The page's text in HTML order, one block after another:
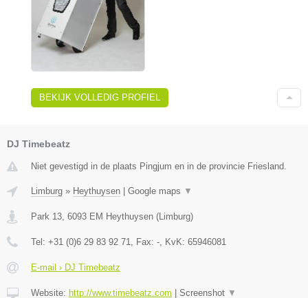
BEKIJK VOLLEDIG PROFIEL
DJ Timebeatz
Niet gevestigd in de plaats Pingjum en in de provincie Friesland.
Limburg » Heythuysen Google maps ▼
Park 13, 6093 EM Heythuysen (Limburg)
Tel: +31 (0)6 29 83 92 71, Fax: -, KvK: 65946081
E-mail › DJ Timebeatz
Website: http://www.timebeatz.com Screenshot ▼